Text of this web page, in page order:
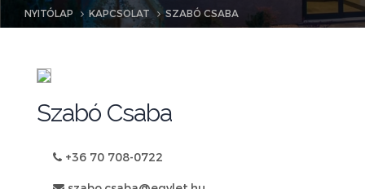
NYITÓLAP KAPCSOLAT SZABÓ CSABA
Szabó Csaba
+36 70 708-0722